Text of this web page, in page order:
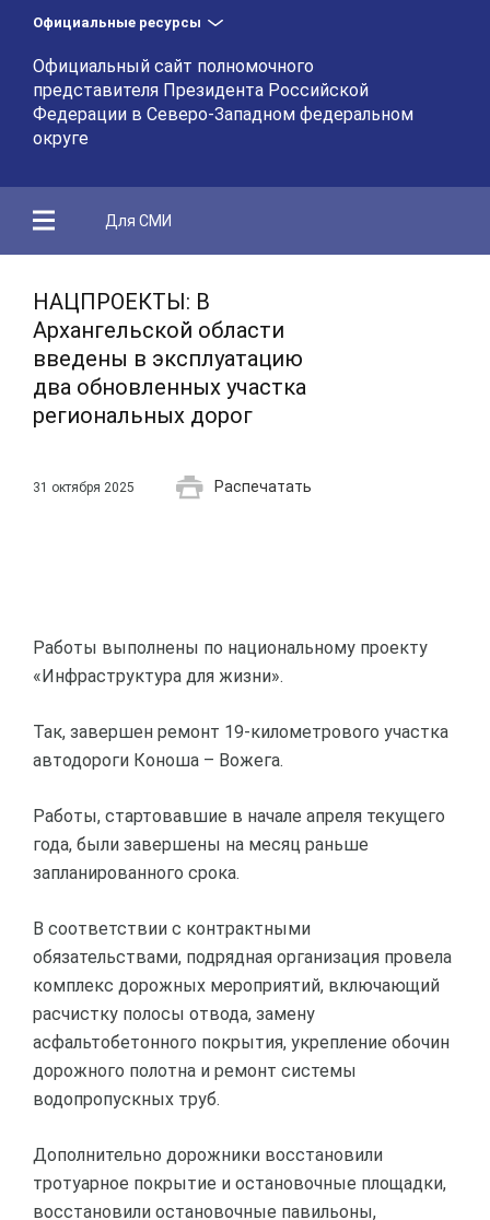
Официальные ресурсы
Официальный сайт полномочного
представителя Президента Российской
Федерации в Северо-Западном федеральном
округе
Для СМИ
НАЦПРОЕКТЫ: В
Архангельской области
введены в эксплуатацию
два обновленных участка
региональных дорог
31 октября 2025 Распечатать
Работы выполнены по национальному проекту
«Инфраструктура для жизни».
Так, завершен ремонт 19-километрового участка
автодороги Коноша – Вожега.
Работы, стартовавшие в начале апреля текущего
года, были завершены на месяц раньше
запланированного срока.
В соответствии с контрактными
обязательствами, подрядная организация провела
комплекс дорожных мероприятий, включающий
расчистку полосы отвода, замену
асфальтобетонного покрытия, укрепление обочин
дорожного полотна и ремонт системы
водопропускных труб.
Дополнительно дорожники восстановили
тротуарное покрытие и остановочные площадки,
восстановили остановочные павильоны,